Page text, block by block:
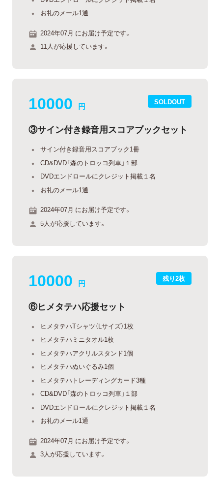
お礼のメール1通
2024年07月 にお届け予定です。
11人が応援しています。
SOLDOUT
10000 円
③サイン付き録音用スコアブックセット
サイン付き録音用スコアブック1冊
CD&DVD「森のトロッコ列車」１部
DVDエンドロールにクレジット掲載１名
お礼のメール1通
2024年07月 にお届け予定です。
5人が応援しています。
残り2枚
10000 円
⑥ヒメタテハ応援セット
ヒメタテハTシャツ（Lサイズ）1枚
ヒメタテハミニタオル1枚
ヒメタテハアクリルスタンド1個
ヒメタテハぬいぐるみ1個
ヒメタテハトレーディングカード3種
CD&DVD「森のトロッコ列車」１部
DVDエンドロールにクレジット掲載１名
お礼のメール1通
2024年07月 にお届け予定です。
3人が応援しています。